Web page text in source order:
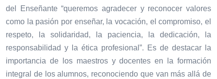
del Enseñante “queremos agradecer y reconocer valores
como la pasión por enseñar, la vocación, el compromiso, el
respeto, la solidaridad, la paciencia, la dedicación, la
responsabilidad y la ética profesional”. Es de destacar la
importancia de los maestros y docentes en la formación
integral de los alumnos, reconociendo que van más allá de